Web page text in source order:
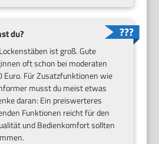
du?
ist groß. Gute
oft schon bei moderaten
Euro. Für Zusatzfunktionen wie
musst du meist etwas
daran: Ein preiswerteres
Funktionen reicht für den
und Bedienkomfort sollten